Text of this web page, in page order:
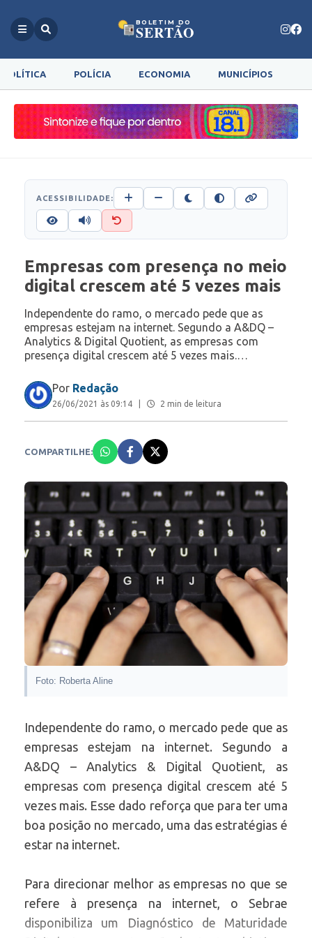
BOLETIM DO
SERTÃO
POLÍTICA POLÍCIA ECONOMIA MUNICÍPIOS
ACESSIBILIDADE:
Empresas com presença no meio
digital crescem até 5 vezes mais
Independente do ramo, o mercado pede que as
empresas estejam na internet. Segundo a A&DQ –
Analytics & Digital Quotient, as empresas com
presença digital crescem até 5 vezes mais.…
Por Redação
26/06/2021 às 09:14 2 min de leitura
COMPARTILHE:
Foto: Roberta Aline
Independente do ramo, o mercado pede que as
empresas estejam na internet. Segundo a
A&DQ – Analytics & Digital Quotient, as
empresas com presença digital crescem até 5
vezes mais. Esse dado reforça que para ter uma
boa posição no mercado, uma das estratégias é
estar na internet.
Para direcionar melhor as empresas no que se
refere à presença na internet, o Sebrae
disponibiliza um Diagnóstico de Maturidade